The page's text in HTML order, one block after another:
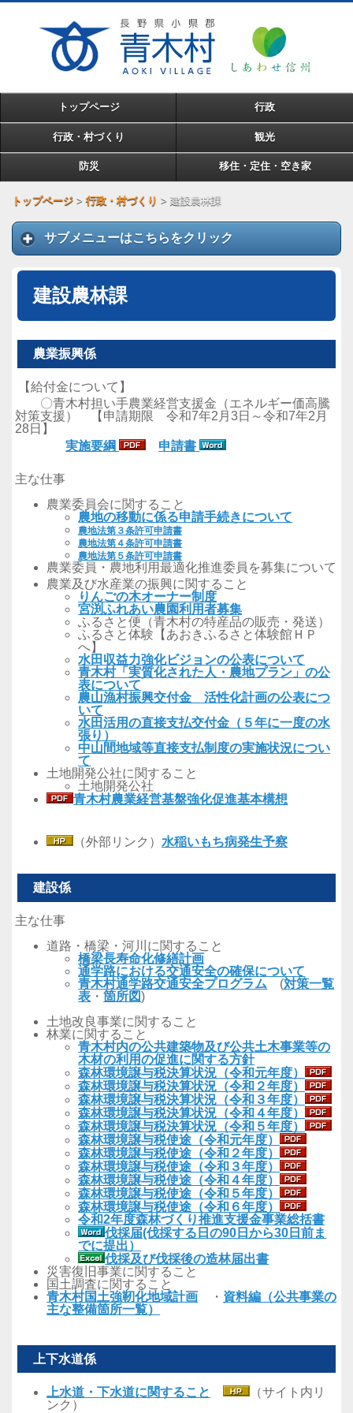
トップページ 行政
行政・村づくり 観光
防災 移住・定住・空き家
トップページ > 行政・村づくり > 建設農林課
サブメニューはこちらをクリック
建設農林課
農業振興係
【給付金について】
〇青木村担い手農業経営支援金（エネルギー価高騰
対策支援） 【申請期限 令和7年2月3日～令和7年2月
28日】
実施要綱
申請書
主な仕事
農業委員会に関すること
農地の移動に係る申請手続きについて
農地法第３条許可申請書
農地法第４条許可申請書
農地法第５条許可申請書
農業委員・農地利用最適化推進委員を募集について
農業及び水産業の振興に関すること
りんごの木オーナー制度
宮渕ふれあい農園利用者募集
ふるさと便（青木村の特産品の販売・発送）
ふるさと体験【あおきふるさと体験館ＨＰ
へ】
水田収益力強化ビジョンの公表について
青木村「実質化された人・農地プラン」の公
表について
農山漁村振興交付金 活性化計画の公表につ
いて
水田活用の直接支払交付金（５年に一度の水
張り）
中山間地域等直接支払制度の実施状況につい
て
土地開発公社に関すること
土地開発公社
青木村農業経営基盤強化促進基本構想
（外部リンク） 水稲いもち病発生予察
建設係
主な仕事
道路・橋梁・河川に関すること
橋梁長寿命化修繕計画
通学路における交通安全の確保について
青木村通学路交通安全プログラム (対策一覧
表 ・箇所図)
土地改良事業に関すること
林業に関すること
青木村内の公共建築物及び公共土木事業等の
木材の利用の促進に関する方針
森林環境譲与税決算状況（令和元年度）
森林環境譲与税決算状況（令和２年度）
森林環境譲与税決算状況（令和３年度）
森林環境譲与税決算状況（令和４年度）
森林環境譲与税決算状況（令和５年度）
森林環境譲与税使途（令和元年度）
森林環境譲与税使途（令和２年度）
森林環境譲与税使途（令和３年度）
森林環境譲与税使途（令和４年度）
森林環境譲与税使途（令和５年度）
森林環境譲与税使途（令和６年度）
令和2年度森林づくり推進支援金事業総括書
伐採届(伐採する日の90日から30日前ま
でに提出）
伐採及び伐採後の造林届出書
災害復旧事業に関すること
国土調査に関すること
青木村国土強靭化地域計画 ・ 資料編（公共事業の
主な整備箇所一覧）
上下水道係
上水道・下水道に関すること
（サイト内リ
ンク）